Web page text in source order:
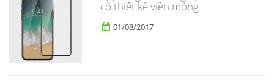
có thiết kế viền mỏng
01/08/2017